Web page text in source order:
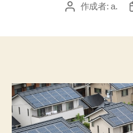
投 作成者:a.